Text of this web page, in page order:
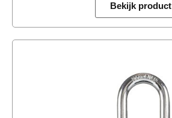
Bekijk product